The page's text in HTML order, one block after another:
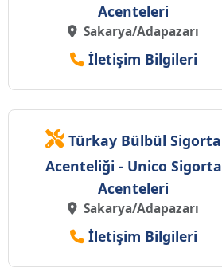
Acenteleri
Sakarya/Adapazarı
İletişim Bilgileri
Türkay Bülbül Sigorta
Acenteliği - Unico Sigorta
Acenteleri
Sakarya/Adapazarı
İletişim Bilgileri